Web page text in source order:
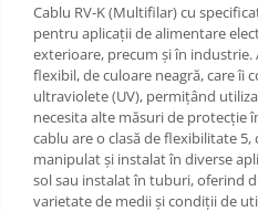
Cablu RV-K (Multifilar) cu
pentru aplicații de alimentare
exterioare, precum și în
flexibil, de culoare neagră, care îi
ultraviolete (UV), permițând
necesita alte măsuri de protecție
cablu are o clasă de flexibilitate 5,
manipulat și instalat în diverse
sol sau instalat în tuburi, oferind
varietate de medii și condiții de